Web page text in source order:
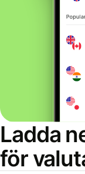
Ladda
för